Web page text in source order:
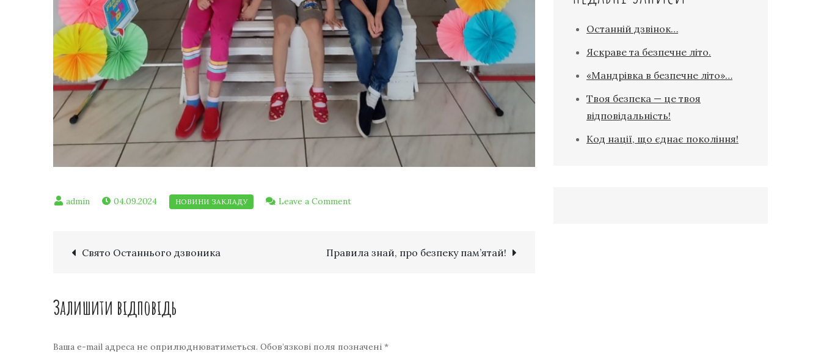
04.09.2024 Leave a Comment
Свято Останнього дзвоника Правила знай, про безпеку пам’ятай!
Залишити відповідь
Ваша e-mail адреса не оприлюднюватиметься. Обов’язкові поля позначені *
Останній дзвінок…
Яскраве та безпечне літо.
«Мандрівка в безпечне літо»…
Твоя безпека — це твоя
відповідальність!
Код нації, що єднає покоління!